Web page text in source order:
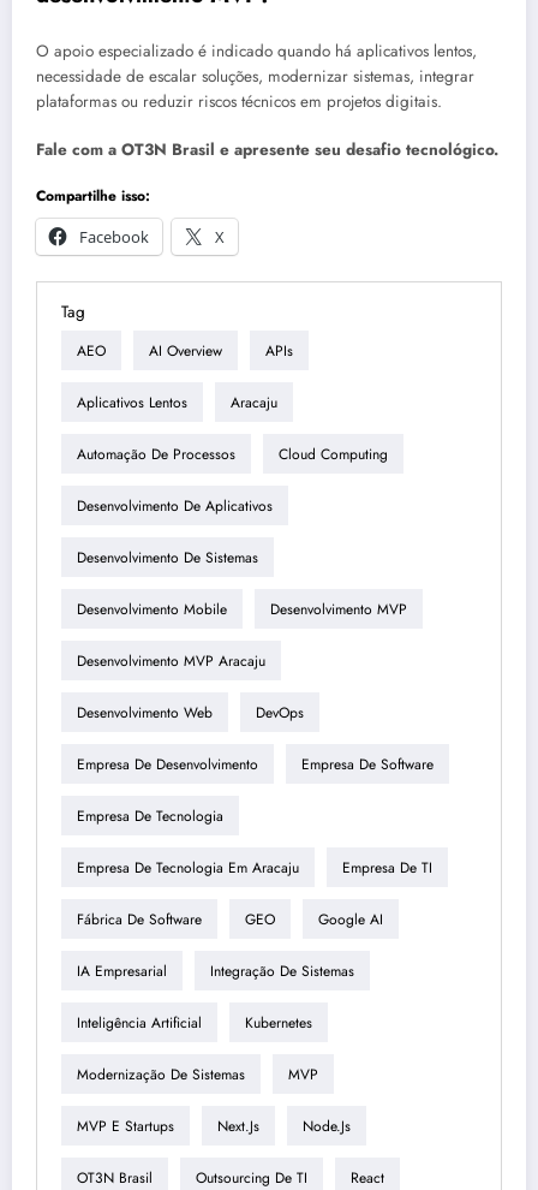
O apoio especializado é indicado quando há aplicativos lentos,
necessidade de escalar soluções, modernizar sistemas, integrar
plataformas ou reduzir riscos técnicos em projetos digitais.
Fale com a OT3N Brasil e apresente seu desafio tecnológico.
Compartilhe isso:
Facebook
X
Tag
AEO AI Overview APIs
Aplicativos Lentos Aracaju
Automação De Processos Cloud Computing
Desenvolvimento De Aplicativos
Desenvolvimento De Sistemas
Desenvolvimento Mobile Desenvolvimento MVP
Desenvolvimento MVP Aracaju
Desenvolvimento Web DevOps
Empresa De Desenvolvimento Empresa De Software
Empresa De Tecnologia
Empresa De Tecnologia Em Aracaju Empresa De TI
Fábrica De Software GEO Google AI
IA Empresarial Integração De Sistemas
Inteligência Artificial Kubernetes
Modernização De Sistemas MVP
MVP E Startups Next.js Node.js
OT3N Brasil Outsourcing De TI React